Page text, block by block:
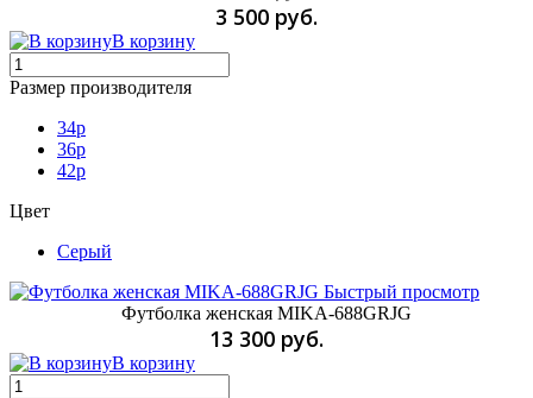
3 500 руб.
В корзину
Размер производителя
34p
36p
42р
Цвет
Серый
Быстрый просмотр
Футболка женская MIKA-688GRJG
13 300 руб.
В корзину